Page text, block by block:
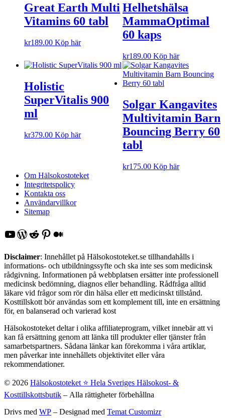
Great Earth Multi
Vitamins 60 tabl
kr189.00 Köp här
Helhetshälsa
MammaOptimal
60 kaps
kr189.00 Köp här
Holistic
SuperVitalis 900
ml
kr379.00 Köp här
Solgar Kangavites
Multivitamin Barn
Bouncing Berry 60
tabl
kr175.00 Köp här
Om Hälsokostoteket
Integritetspolicy
Kontakta oss
Användarvillkor
Sitemap
YouTube
WordPress
Reddit
Pinterest
Medium
Disclaimer: Innehållet på Hälsokostoteket.se tillhandahålls i
informations- och utbildningssyfte och ska inte ses som medicinsk
rådgivning. Informationen på webbplatsen ersätter inte professionell
medicinsk bedömning, diagnos eller behandling. Rådfråga alltid
läkare vid frågor som rör din hälsa eller ett medicinskt tillstånd.
Kosttillskott bör användas som ett komplement till, inte en ersättning
för, en balanserad och varierad kost
Hälsokostoteket deltar i olika affiliateprogram, vilket innebär att vi
kan få ersättning genom att länka till produkter eller tjänster från
samarbetspartners. Sådana länkar kan förekomma i våra artiklar,
men påverkar inte innehållets objektivitet eller våra
rekommendationer.
© 2026 Hälsokostoteket ⭐️ Hela Sveriges Hälsokost- &
Kosttillskottsbutik – Alla rättigheter förbehållna
Drivs med WP – Designad med Temat Customizr